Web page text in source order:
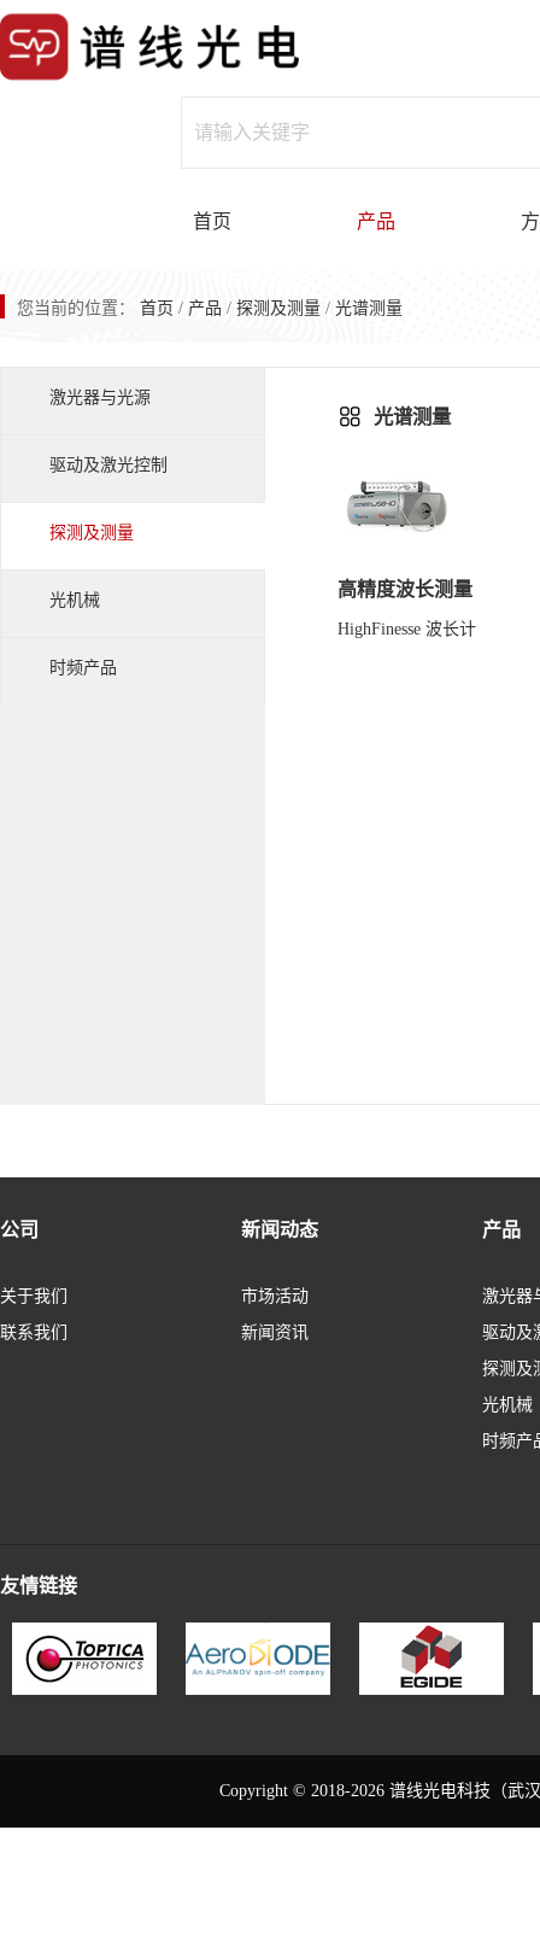
首页 产品
您当前的位置： 首页 / 产品 / 探测及测量 / 光谱测量
激光器与光源
驱动及激光控制
探测及测量
光机械
时频产品
光谱测量
高精度波长测量
HighFinesse 波长计
公司
关于我们
联系我们
新闻动态
市场活动
新闻资讯
产品
激光器
驱动及
探测及
光机械
时频产
友情链接
Copyright © 2018-2026 谱线光电科技（武